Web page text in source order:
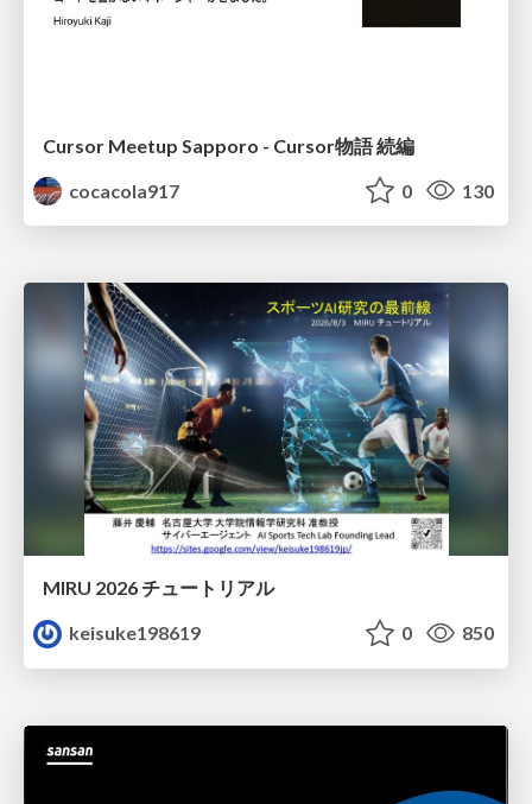
Cursor Meetup Sapporo - Cursor物語 続編
cocacola917
0 130
MIRU 2026 チュートリアル
keisuke198619
0 850